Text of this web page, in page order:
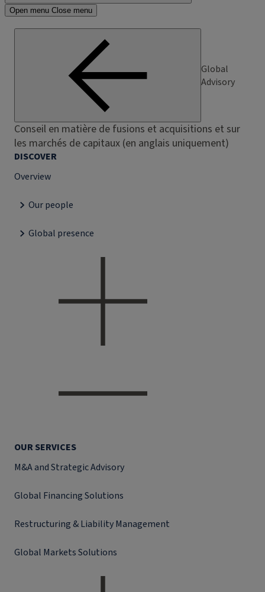
Open menu Close menu
Global
Advisory
Conseil en matière de fusions et acquisitions et sur
les marchés de capitaux (en anglais uniquement)
DISCOVER
Overview
Our people
Global presence
OUR SERVICES
M&A and Strategic Advisory
Global Financing Solutions
Restructuring & Liability Management
Global Markets Solutions